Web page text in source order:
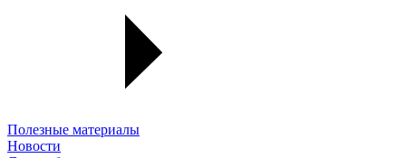
Полезные материалы
Новости